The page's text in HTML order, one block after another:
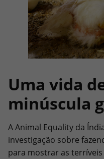
Uma vida
minúscula
A Animal Equality da
investigação sobre
para mostrar as